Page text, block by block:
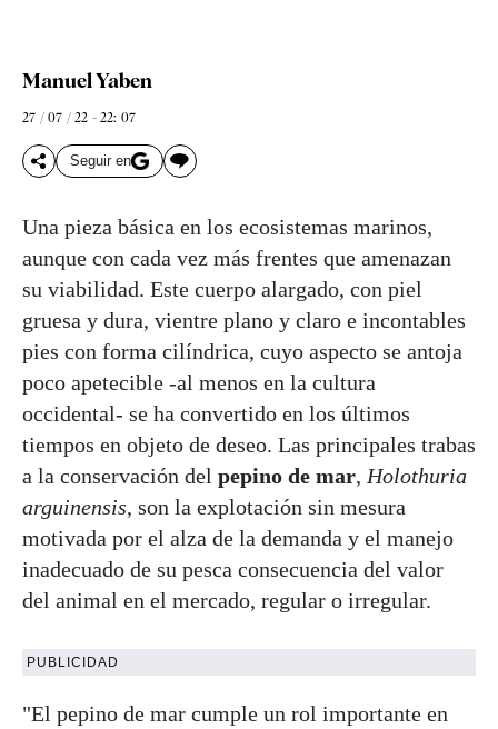
Manuel Yaben
27 / 07 / 22 - 22: 07
Seguir en
Una pieza básica en los ecosistemas marinos,
aunque con cada vez más frentes que amenazan
su viabilidad. Este cuerpo alargado, con piel
gruesa y dura, vientre plano y claro e incontables
pies con forma cilíndrica, cuyo aspecto se antoja
poco apetecible -al menos en la cultura
occidental- se ha convertido en los últimos
tiempos en objeto de deseo. Las principales trabas
a la conservación del pepino de mar, Holothuria
arguinensis, son la explotación sin mesura
motivada por el alza de la demanda y el manejo
inadecuado de su pesca consecuencia del valor
del animal en el mercado, regular o irregular.
PUBLICIDAD
"El pepino de mar cumple un rol importante en